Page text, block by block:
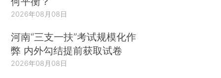
2026年08月08日
河南“三支一扶”考试规模化作
弊 内外勾结提前获取试卷
2026年08月08日